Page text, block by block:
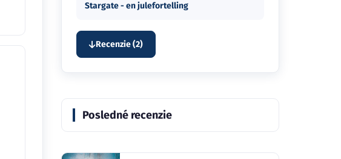
Stargate - en julefortelling
Recenzie (2)
Posledné recenzie